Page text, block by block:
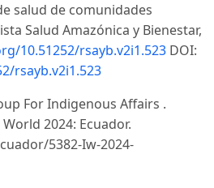
salud de comunidades
Salud Amazónica y Bienestar,
10.51252/rsayb.v2i1.523 DOI:
rsayb.v2i1.523
For Indigenous Affairs .
2024: Ecuador.
5382-Iw-2024-